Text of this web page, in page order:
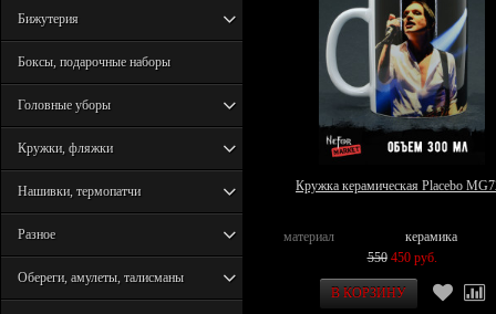
Бижутерия
Боксы, подарочные наборы
Головные уборы
Кружки, фляжки
Нашивки, термопатчи
Разное
Обереги, амулеты, талисманы
Кружка керамическая Placebo
материал
керамика
550 450 руб.